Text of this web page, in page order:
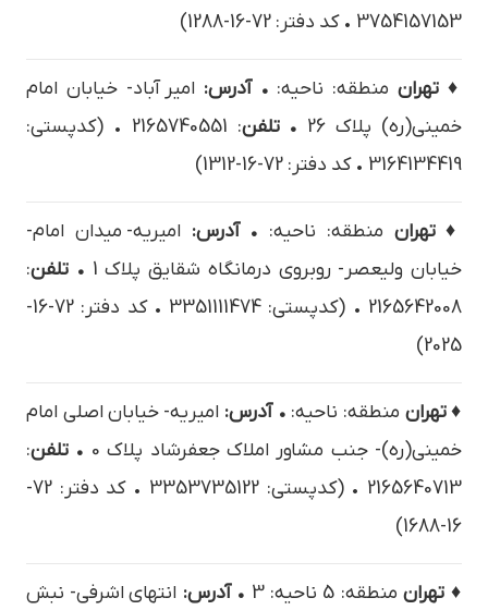
3754157153 • کد دفتر: 72-16-1288)
♦ تهران منطقه: ناحیه: • آدرس: امیر آباد- خيابان امام
خميني(ره) پلاک 26
• تلفن
: 2165740551 • (کدپستی:
3164134419 • کد دفتر: 72-16-1312)
♦ تهران منطقه: ناحیه: • آدرس: امیریه- میدان امام-
خیابان ولیعصر- روبروی درمانگاه شقایق پلاک 1
• تلفن:
2165642008 • (کدپستی: 3351111474 • کد دفتر: 72-16-
2025)
♦ تهران منطقه: ناحیه: • آدرس: اميريه- خيابان اصلي امام
خميني(ره)- جنب مشاور املاک جعفرشاد پلاک 0
• تلفن:
2165640713 • (کدپستی: 3353735122 • کد دفتر: 72-
16-1688)
♦ تهران منطقه: 5 ناحیه: 3 • آدرس: انتهای اشرفی- نبش